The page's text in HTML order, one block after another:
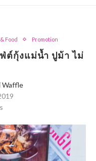
Food Promotion
ต์กุ้งแม่น้ำ ปูม้า ไม่
Waffle